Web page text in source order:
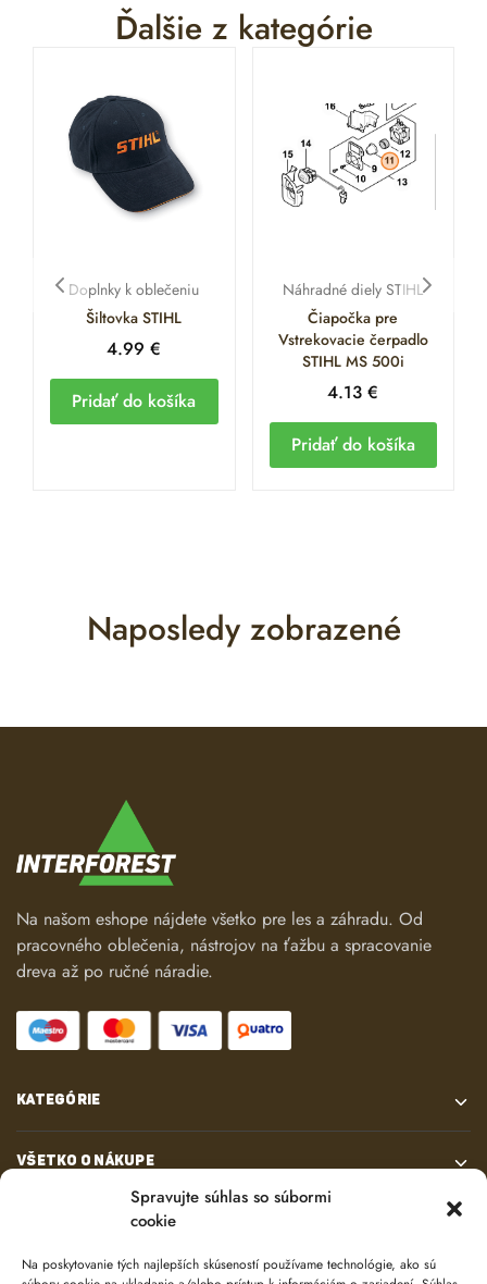
Spravujte súhlas so súbormi
cookie
Na poskytovanie tých najlepších skúseností používame technológie, ako sú
Ďalšie z kategórie
Doplnky k oblečeniu
Šiltovka STIHL
4.99€
Pridať do košíka
Náhradné diely STIHL
Čiapočka pre
Vstrekovacie čerpadlo
STIHL MS 500i
4.13€
Pridať do košíka
Naposledy zobrazené
Na našom eshope nájdete všetko pre les a záhradu. Od
pracovného oblečenia, nástrojov na ťažbu a spracovanie
dreva až po ručné náradie.
KATEGÓRIE
VŠETKO O NÁKUPE